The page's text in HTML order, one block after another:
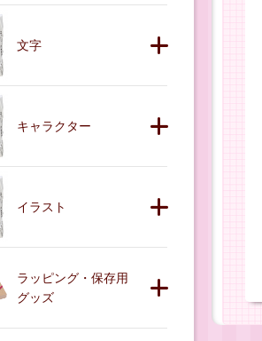
文字
キャラクター
イラスト
ラッピング・保存用
グッズ